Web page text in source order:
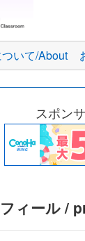
いて/About
スポン
ィール /